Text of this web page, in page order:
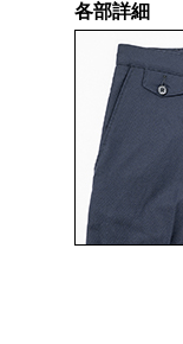
各部詳細